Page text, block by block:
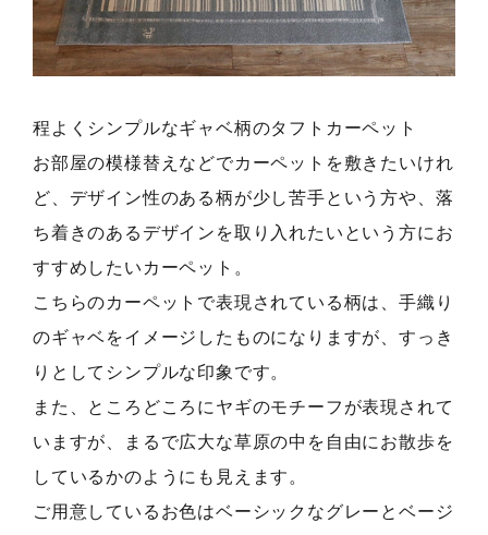
程よくシンプルなギャベ柄のタフトカーペット
お部屋の模様替えなどでカーペットを敷きたいけれ
ど、デザイン性のある柄が少し苦手という方や、落
ち着きのあるデザインを取り入れたいという方にお
すすめしたいカーペット。
こちらのカーペットで表現されている柄は、手織り
のギャベをイメージしたものになりますが、すっき
りとしてシンプルな印象です。
また、ところどころにヤギのモチーフが表現されて
いますが、まるで広大な草原の中を自由にお散歩を
しているかのようにも見えます。
ご用意しているお色はベーシックなグレーとベージ